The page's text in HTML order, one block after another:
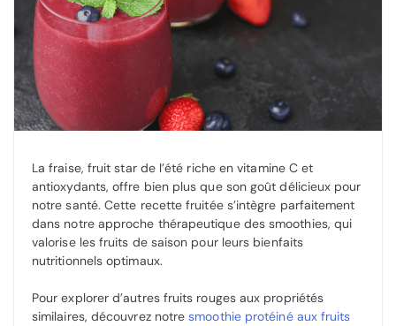
La fraise, fruit star de l’été riche en vitamine C et
antioxydants, offre bien plus que son goût délicieux pour
notre santé. Cette recette fruitée s’intègre parfaitement
dans notre approche thérapeutique des smoothies, qui
valorise les fruits de saison pour leurs bienfaits
nutritionnels optimaux.
Pour explorer d’autres fruits rouges aux propriétés
similaires, découvrez notresmoothie protéiné aux fruits